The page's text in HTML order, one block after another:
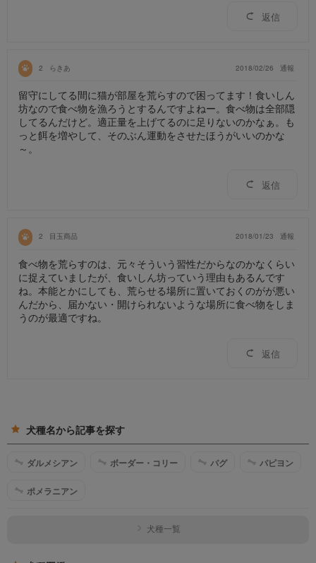
返信
2 らきあ 2018/02/26 通報
留守にしてる間に猫が部屋を荒らすので困ってます！食いしん
坊なので食べ物を漁ろうとするんですよねー。食べ物は全部隠
してるんだけど。適正量を上げてるのに足りないのかなぁ。も
っと餌を増やして、そのぶん運動をさせたほうがいいのかな
～。
返信
2 目玉商品 2018/01/23 通報
食べ物を荒らすのは、元々そういう習性だからなのかなくらい
に捉えていましたが、食いしん坊っていう理由もあるんです
ね。本能とかにしても、荒らせる場所に置いておくのがが悪い
んだから、届かない・開けられないような場所に食べ物をしま
うのが最適ですね。
返信
犬種名から記事を探す
ダルメシアン ボーダー・コリー パグ パピヨン
ポメラニアン
犬種一覧